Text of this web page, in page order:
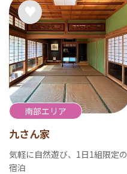
南部エリア
九さん家
気軽に自然遊び、1日1組限定の
宿泊